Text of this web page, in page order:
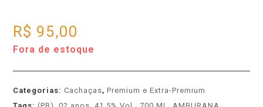
R$ 95,00
Fora de estoque
Categorias:Cachaças,Premium e Extra-Premium